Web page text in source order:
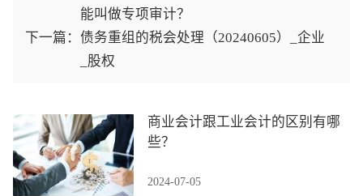
能叫做专项审计？
下一篇：债务重组的税会处理（20240605）_企业
_股权
商业会计跟工业会计的区别有哪
些？
2024-07-05